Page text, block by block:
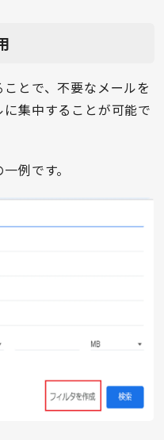
とで、不要なメールを
集中することが可能で
例です。